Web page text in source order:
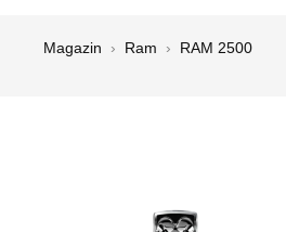
Magazin › Ram › RAM 2500